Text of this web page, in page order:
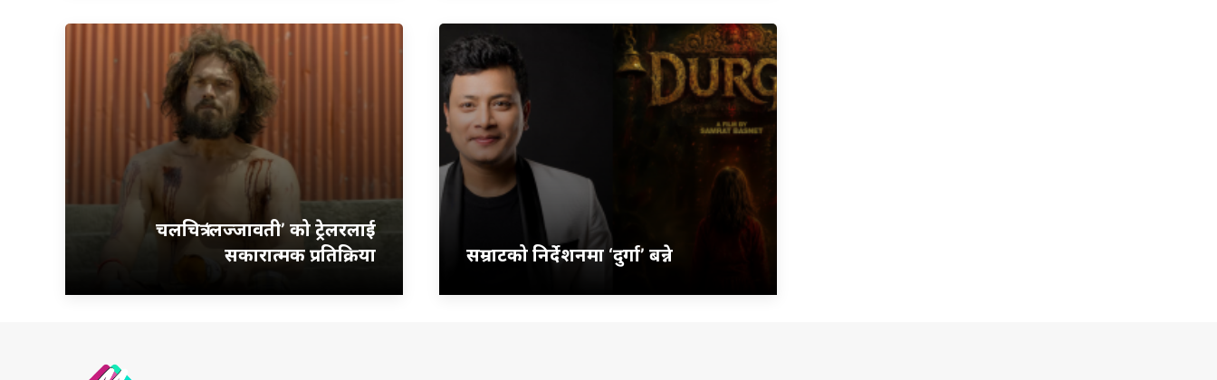
चलचित्र ‘लज्जावती’ को ट्रेलरलाई
सकारात्मक प्रतिक्रिया
सम्राटको निर्देशनमा ‘दुर्गा’ बन्ने